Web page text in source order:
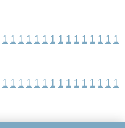
1 1 1 1 1 1 1 1 1 1 1 1 1 1 1
1 1 1 1 1 1 1 1 1 1 1 1 1 1 1